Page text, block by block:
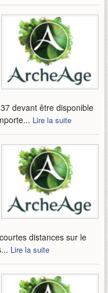
devant être disponible
Lire la suite
distances sur le
Lire la suite